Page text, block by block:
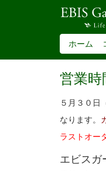
ホーム
営業時
５月３０日
なります。
ラストオー
エビス